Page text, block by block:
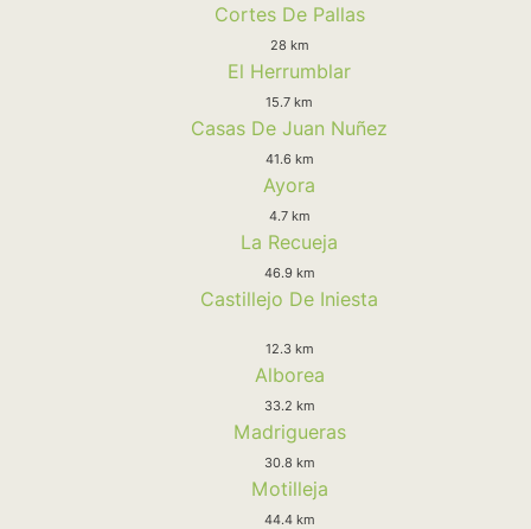
Cortes De Pallas
28 km
El Herrumblar
15.7 km
Casas De Juan Nuñez
41.6 km
Ayora
4.7 km
La Recueja
46.9 km
Castillejo De Iniesta
12.3 km
Alborea
33.2 km
Madrigueras
30.8 km
Motilleja
44.4 km